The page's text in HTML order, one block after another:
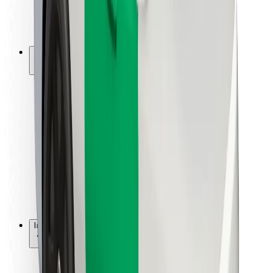
Lotniska
Stacje ładowania Bolt
Dla pasażerów
Dla kierowców
Dla dostawców
Bolt Food
Dla właścicieli floty
Bolt for Business
Inna
Dostawcy